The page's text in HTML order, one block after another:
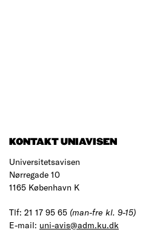
KONTAKT UNIAVISEN
Universitetsavisen
Nørregade 10
1165 København K
Tlf: 21 17 95 65 (man-fre kl. 9-15)
E-mail: uni-avis@adm.ku.dk